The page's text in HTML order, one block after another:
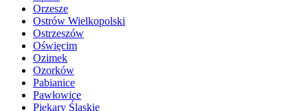
Orzesze
Ostrów Wielkopolski
Ostrzeszów
Oświęcim
Ozimek
Ozorków
Pabianice
Pawłowice
Piekary Śląskie